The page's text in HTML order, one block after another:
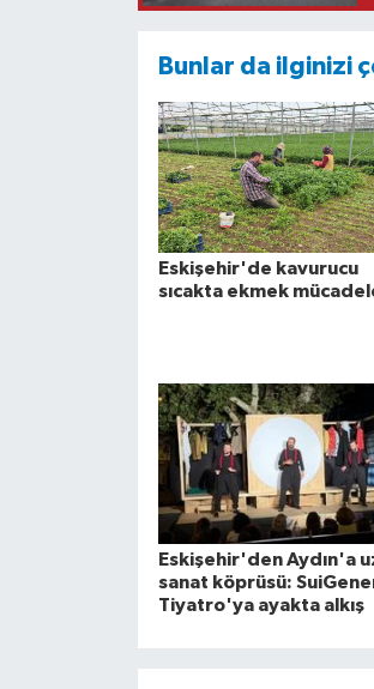
Bunlar da ilginizi
Eskişehir'de kavurucu
sıcakta ekmek
Eskişehir'den Aydın'a
sanat köprüsü:
Tiyatro'ya ayakta alkış